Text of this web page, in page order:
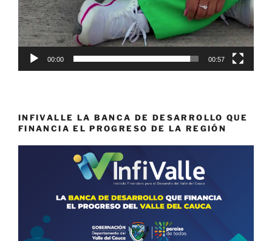
00:00 00:57
INFIVALLE LA BANCA DE DESARROLLO QUE
FINANCIA EL PROGRESO DE LA REGIÓN